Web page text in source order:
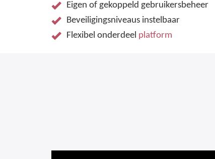
Eigen of gekoppeld gebruikersbeheer
Beveiligingsniveaus instelbaar
Flexibel onderdeel platform